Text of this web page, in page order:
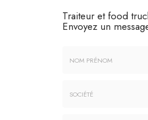
Traiteur et food
Envoyez un